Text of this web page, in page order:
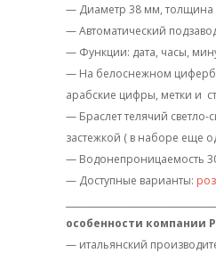
— Диаметр 38 мм, толщина
— Автоматический
— Функции: дата, часы,
— На белоснежном
арабские цифры, метки и
— Браслет телячий светло-
застежкой ( в наборе еще
— Водонепроницаемость
— Доступные варианты:
особенности компании
— итальянский